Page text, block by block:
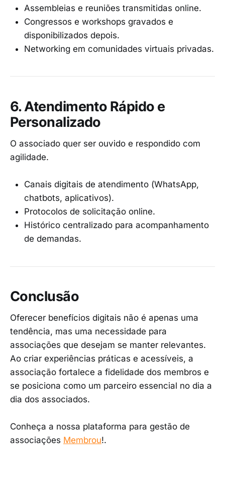
Assembleias e reuniões transmitidas online.
Congressos e workshops gravados e
disponibilizados depois.
Networking em comunidades virtuais privadas.
6. Atendimento Rápido e
Personalizado
O associado quer ser ouvido e respondido com
agilidade.
Canais digitais de atendimento (WhatsApp,
chatbots, aplicativos).
Protocolos de solicitação online.
Histórico centralizado para acompanhamento
de demandas.
Conclusão
Oferecer benefícios digitais não é apenas uma
tendência, mas uma necessidade para
associações que desejam se manter relevantes.
Ao criar experiências práticas e acessíveis, a
associação fortalece a fidelidade dos membros e
se posiciona como um parceiro essencial no dia a
dia dos associados.
Conheça a nossa plataforma para gestão de
associações Membrou!.